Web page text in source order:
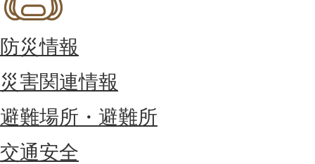
防災情報
災害関連情報
避難場所・避難所
交通安全